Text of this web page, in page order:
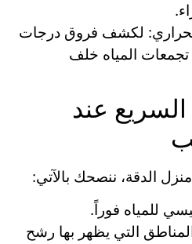
لكشف فروق درجات
تجمعات المياه خلف
السريع عند
الدقة، ننصحك بالآتي:
للمياه فوراً.
التي يظهر بها رشح